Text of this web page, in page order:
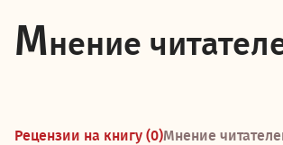
Мнение
Рецензии на книгу (0)Мнение